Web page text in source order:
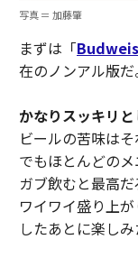
写真 ＝ 加藤肇
まずは「
在のノンアル版だ
かなりスッキリ
ビールの苦味は
でもほとんどの
ガブ飲むと最高
ワイワイ盛り上
したあとに楽しみ